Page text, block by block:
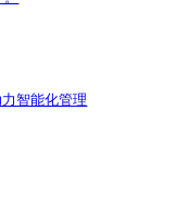
导者。